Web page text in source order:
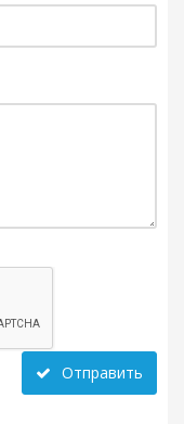
Отправить